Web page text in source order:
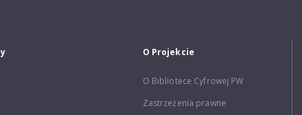
O Projekcie
O Bibliotece Cyfrowej PW
Zastrzeżenia prawne